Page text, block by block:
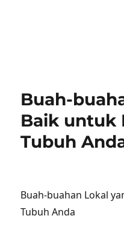
Buah-
Baik untuk
Tubuh
Buah-buahan Lokal
Tubuh Anda